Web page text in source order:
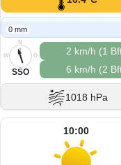
0 mm
N
O
S
W
SSO
2 km/h (1
6 km/h (2
1018 hPa
10:00